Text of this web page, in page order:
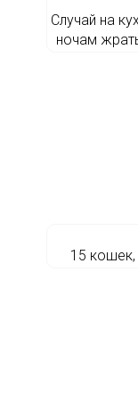
Случай на
ночам
15